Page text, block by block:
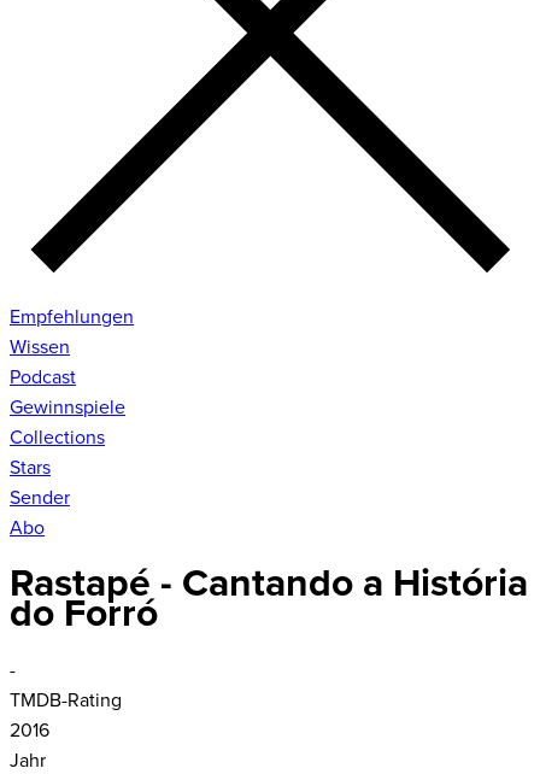
Empfehlungen
Wissen
Podcast
Gewinnspiele
Collections
Stars
Sender
Abo
Rastapé - Cantando a História
do Forró
-
TMDB-Rating
2016
Jahr